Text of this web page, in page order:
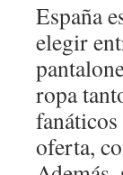
España
elegir
ropa
oferta,